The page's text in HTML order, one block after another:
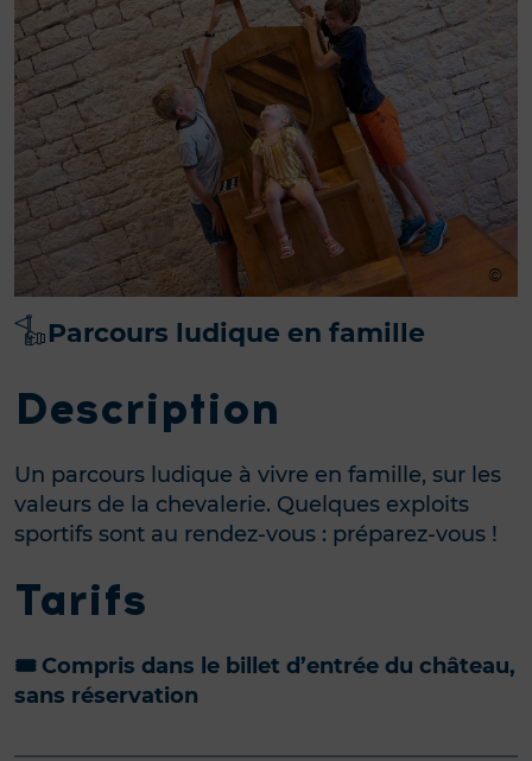
Parcours ludique en famille
Description
Un parcours ludique à vivre en famille, sur les
valeurs de la chevalerie. Quelques exploits
sportifs sont au rendez-vous : préparez-vous !
Tarifs
🎟️ Compris dans le billet d’entrée du château,
sans réservation